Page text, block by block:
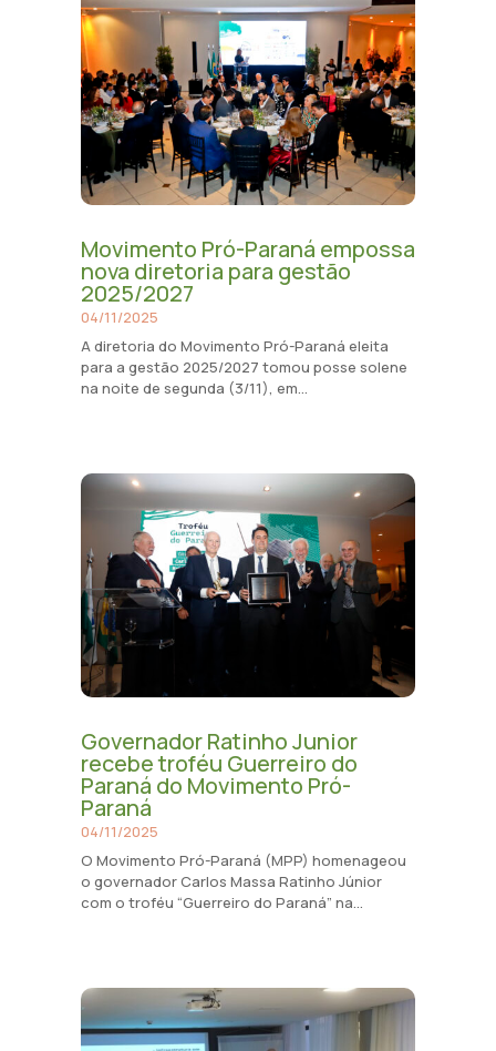
Movimento Pró-Paraná empossa
nova diretoria para gestão
2025/2027
04/11/2025
A diretoria do Movimento Pró-Paraná eleita
para a gestão 2025/2027 tomou posse solene
na noite de segunda (3/11), em...
Governador Ratinho Junior
recebe troféu Guerreiro do
Paraná do Movimento Pró-
Paraná
04/11/2025
O Movimento Pró-Paraná (MPP) homenageou
o governador Carlos Massa Ratinho Júnior
com o troféu “Guerreiro do Paraná” na...